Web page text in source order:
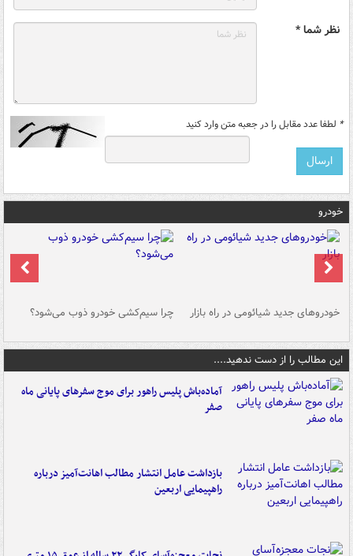
نظر شما *
* لطفا عدد مقابل را در جعبه متن وارد کنید
خودرو
خودروهای جدید شیائومی در راه بازار چرا سیم‌کشی خودرو ذوب می‌شود؟
این مطالب را از دست ندهید....
آماده‌باش پلیس راهور برای موج سفرهای پایانی ماه
صفر
بازداشت عامل انتشار مطالب اهانت‌آمیز درباره
راهپیمایی اربعین